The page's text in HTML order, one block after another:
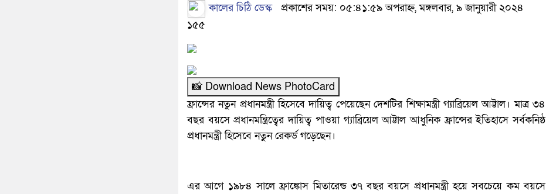
কালের চিঠি ডেস্ক
প্রকাশের সময়: ০৫:৪১:৫৯ অপরাহ্ন, মঙ্গলবার, ৯ জানুয়ারী ২০২৪
১৫৫
📸 Download News PhotoCard
ফ্রান্সের নতুন প্রধানমন্ত্রী হিসেবে দায়িত্ব পেয়েছেন দেশটির শিক্ষামন্ত্রী গ্যাব্রিয়েল আট্টাল। মাত্র ৩৪
বছর বয়সে প্রধানমন্ত্রিত্বের দায়িত্ব পাওয়া গ্যাব্রিয়েল আট্টাল আধুনিক ফ্রান্সের ইতিহাসে সর্বকনিষ্ঠ
প্রধানমন্ত্রী হিসেবে নতুন রেকর্ড গড়েছেন।
এর আগে ১৯৮৪ সালে ফ্রাঙ্কোস মিতারেন্ড ৩৭ বছর বয়সে প্রধানমন্ত্রী হয়ে সবচেয়ে কম বয়সে